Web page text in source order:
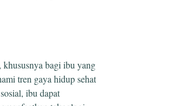
bagi ibu yang
tren gaya hidup sehat
ibu dapat